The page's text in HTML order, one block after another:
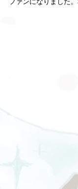
ファンになりました